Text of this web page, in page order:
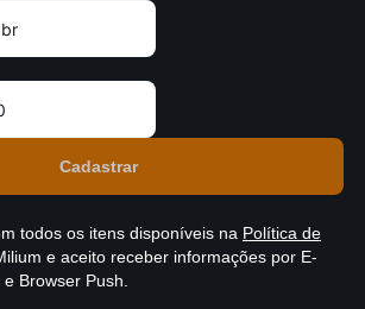
todos os itens disponíveis na Política de
e aceito receber informações por E-
Browser Push.